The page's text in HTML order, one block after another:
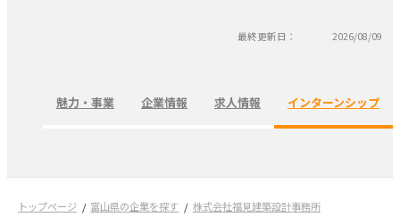
最終更新日： 2026/08/09
魅力・事業 企業情報 求人情報 インターンシップ
トップページ 富山県の企業を探す
株式会社福見建築設計事務所